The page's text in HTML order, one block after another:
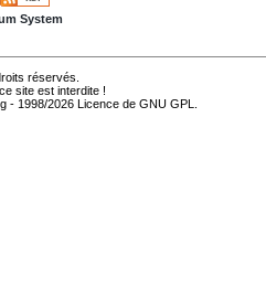
System
réservés.
site est interdite !
1998/2026 Licence de GNU GPL.